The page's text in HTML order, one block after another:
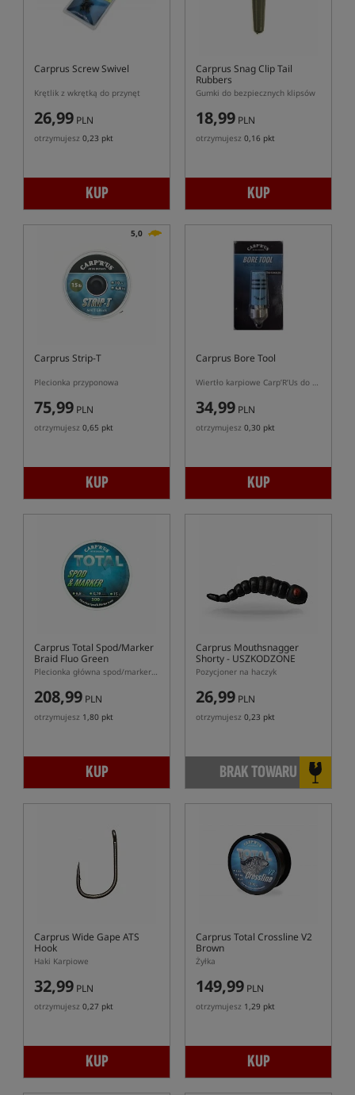
Carprus Screw Swivel
Krętlik z wkrętką do przynęt
26,99 PLN
otrzymujesz 0,23 pkt
KUP
Carprus Snag Clip Tail
Rubbers
Gumki do bezpiecznych klipsów
18,99 PLN
otrzymujesz 0,16 pkt
KUP
5,0
Carprus Strip-T
Plecionka przyponowa
75,99 PLN
otrzymujesz 0,65 pkt
KUP
Carprus Bore Tool
Wiertło karpiowe Carp’R’Us do kulek proteinowych „bałwanek”
34,99 PLN
otrzymujesz 0,30 pkt
KUP
Carprus Total Spod/Marker
Braid Fluo Green
Plecionka główna spod/marker Carprus w kolorze fluo zielonym
208,99 PLN
otrzymujesz 1,80 pkt
KUP
Carprus Mouthsnagger
Shorty- USZKODZONE
OPAKOWANIE
Pozycjoner na haczyk
26,99 PLN
otrzymujesz 0,23 pkt
BRAK TOWARU
Carprus Wide Gape ATS
Hook
Haki Karpiowe
32,99 PLN
otrzymujesz 0,27 pkt
KUP
Carprus Total Crossline V2
Brown
Żyłka
149,99 PLN
otrzymujesz 1,29 pkt
KUP